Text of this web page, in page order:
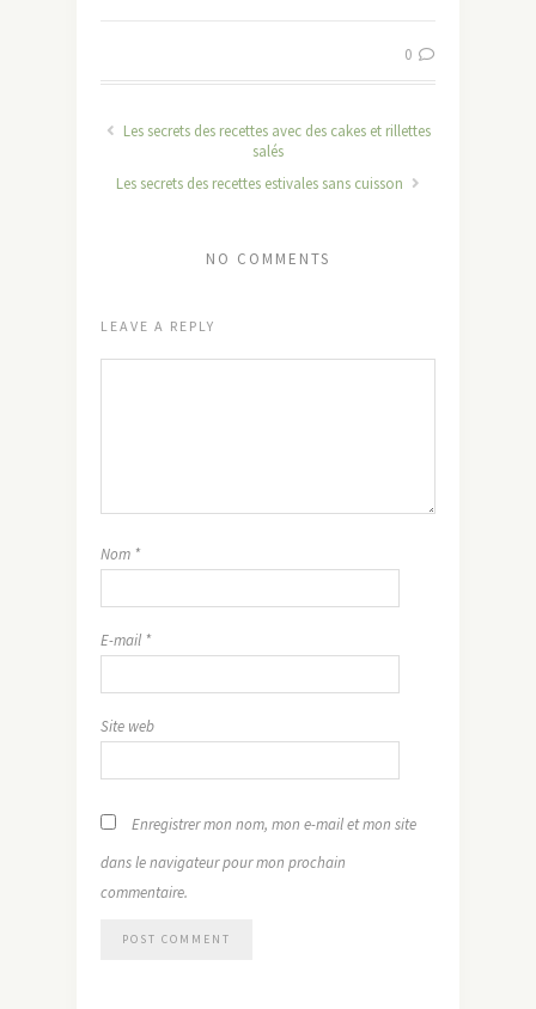
0
Les secrets des recettes avec des cakes et rillettes
salés
Les secrets des recettes estivales sans cuisson
NO COMMENTS
LEAVE A REPLY
Nom *
E-mail *
Site web
Enregistrer mon nom, mon e-mail et mon site
dans le navigateur pour mon prochain
commentaire.